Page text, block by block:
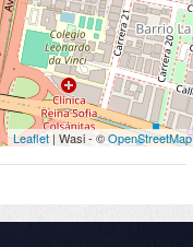
Leaflet| Wasi - ©OpenStreetMap